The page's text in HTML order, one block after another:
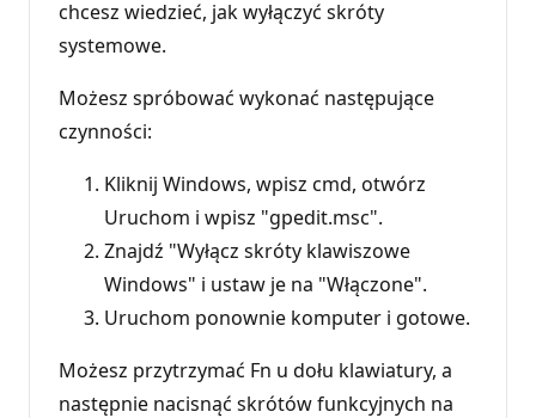
chcesz wiedzieć, jak wyłączyć skróty
systemowe.
Możesz spróbować wykonać następujące
czynności:
Kliknij Windows, wpisz cmd, otwórz
Uruchom i wpisz "gpedit.msc".
Znajdź "Wyłącz skróty klawiszowe
Windows" i ustaw je na "Włączone".
Uruchom ponownie komputer i gotowe.
Możesz przytrzymać Fn u dołu klawiatury, a
następnie nacisnąć skrótów funkcyjnych na